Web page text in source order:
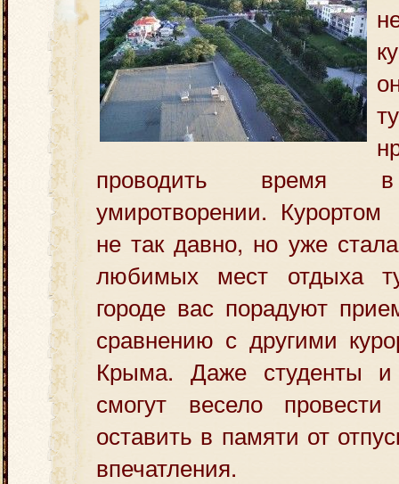
проводить время в
умиротворении.
не так давно, но уже
любимых мест отдыха
городе вас порадуют
сравнению с другими
Крыма. Даже студенты
смогут весело
оставить в памяти от
впечатления.